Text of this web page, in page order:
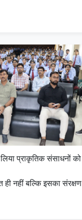
लिया प्राकृतिक संसाधनों को
ही नहीं बल्कि इसका संरक्षण